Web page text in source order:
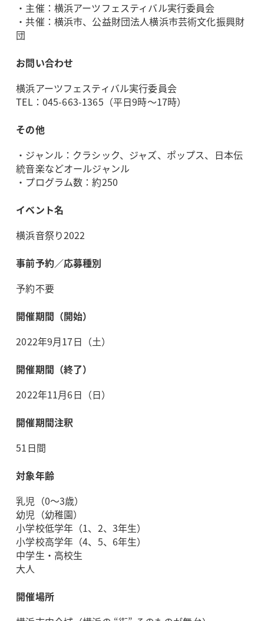
・主催：横浜アーツフェスティバル実行委員会
・共催：横浜市、公益財団法人横浜市芸術文化振興財
団
お問い合わせ
横浜アーツフェスティバル実行委員会
TEL：045-663-1365 （平日9時～17時）
その他
・ジャンル：クラシック、ジャズ、ポップス、日本伝
統音楽などオールジャンル
・プログラム数：約250
イベント名
横浜音祭り2022
事前予約／応募種別
予約不要
開催期間（開始）
2022年9月17日（土）
開催期間（終了）
2022年11月6日（日）
開催期間注釈
51日間
対象年齢
乳児（0～3歳）
幼児（幼稚園）
小学校低学年（1、2、3年生）
小学校高学年（4、5、6年生）
中学生・高校生
大人
開催場所